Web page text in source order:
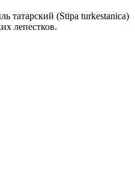
татарский (Stipa turkestanica)
лепестков.